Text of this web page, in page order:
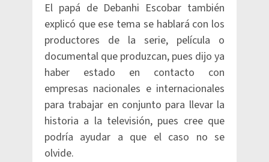
El papá de Debanhi Escobar también
explicó que ese tema se hablará con los
productores de la serie, película o
documental que produzcan, pues dijo ya
haber estado en contacto con
empresas nacionales e internacionales
para trabajar en conjunto para llevar la
historia a la televisión, pues cree que
podría ayudar a que el caso no se
olvide.